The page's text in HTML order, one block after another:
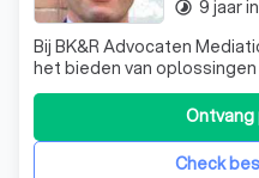
Bij BK&R Advocaten
het bieden van
kwesties. Onze expertise
richten op
boedelscheidingen. We
emotioneel belastend
Check
timelapse 9 jaar